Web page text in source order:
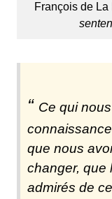
François de
Ce qui
que nous
changer, que
admirés de